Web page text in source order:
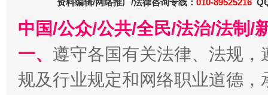
资料编辑/网络推广/法律咨询专线： 010-89525216
中国/公众/公共/全民/法治/法制/
一、 遵守各国有关法律、法规
规及行业规定和网络职业道德